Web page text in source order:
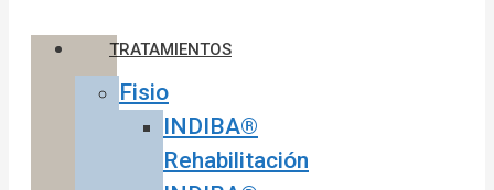
TRATAMIENTOS
Fisio
INDIBA®
Rehabilitación